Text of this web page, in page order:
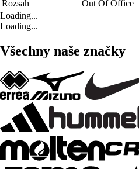
Rozsah
Out Of Office
Loading...
Loading...
Všechny naše značky